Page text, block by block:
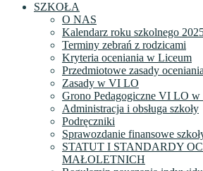
SZKOŁA
O NAS
Kalendarz roku szkolnego
Terminy zebrań z rodzicami
Kryteria oceniania w Liceum
Przedmiotowe zasady oceniania
Zasady w VI LO
Grono Pedagogiczne VI LO w
Administracja i obsługa szkoły
Podręczniki
Sprawozdanie finansowe
STATUT I STANDARDY
MAŁOLETNICH